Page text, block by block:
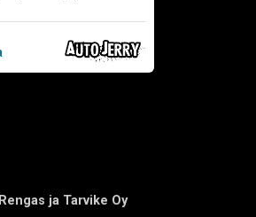
Rengas ja Tarvike Oy